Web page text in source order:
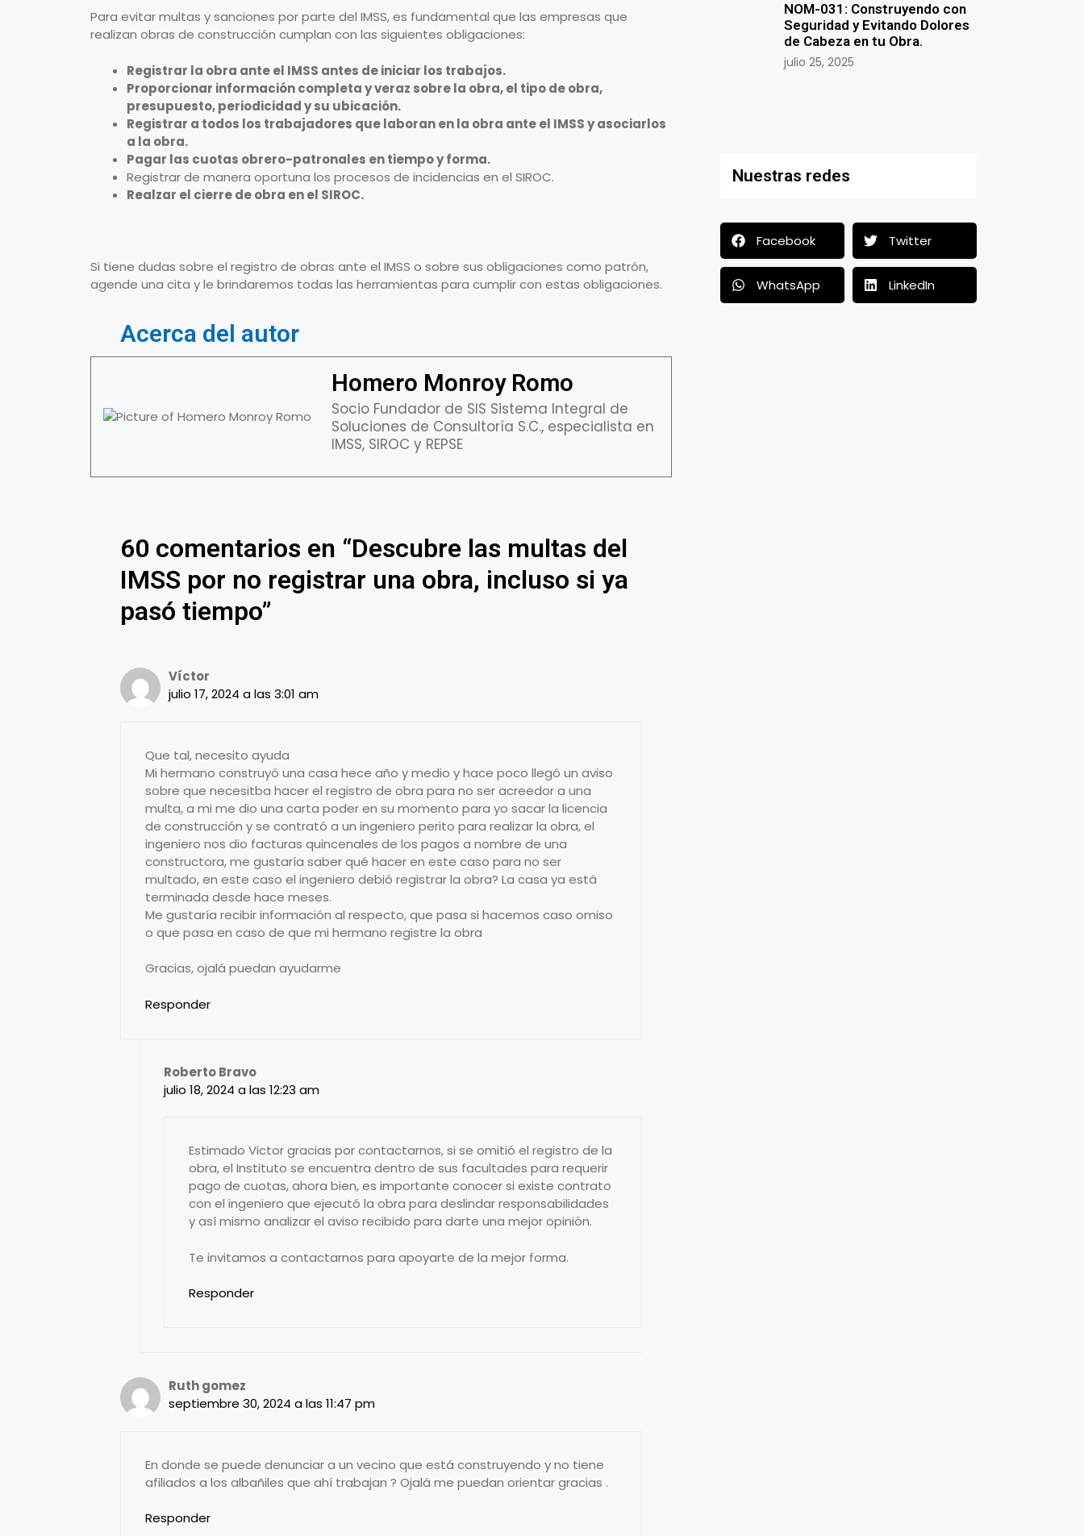
Para evitar multas y sanciones por parte del IMSS, es fundamental que las empresas que
realizan obras de construcción cumplan con las siguientes obligaciones:
Registrar la obra ante el IMSS antes de iniciar los trabajos.
Proporcionar información completa y veraz sobre la obra, el tipo de obra,
presupuesto, periodicidad y su ubicación.
Registrar a todos los trabajadores que laboran en la obra ante el IMSS y asociarlos
a la obra.
Pagar las cuotas obrero-patronales en tiempo y forma.
Registrar de manera oportuna los procesos de incidencias en el SIROC.
Realzar el cierre de obra en el SIROC.
Si tiene dudas sobre el registro de obras ante el IMSS o sobre sus obligaciones como patrón,
agende una cita y le brindaremos todas las herramientas para cumplir con estas obligaciones.
Acerca del autor
Homero Monroy Romo
Socio Fundador de SIS Sistema Integral de
Soluciones de Consultoría S.C., especialista en
IMSS, SIROC y REPSE
60 comentarios en “Descubre las multas del
IMSS por no registrar una obra, incluso si ya
pasó tiempo”
Víctor
julio 17, 2024 a las 3:01 am
Que tal, necesito ayuda
Mi hermano construyó una casa hece año y medio y hace poco llegó un aviso
sobre que necesitba hacer el registro de obra para no ser acreedor a una
multa, a mi me dio una carta poder en su momento para yo sacar la licencia
de construcción y se contrató a un ingeniero perito para realizar la obra, el
ingeniero nos dio facturas quincenales de los pagos a nombre de una
constructora, me gustaría saber qué hacer en este caso para no ser
multado, en este caso el ingeniero debió registrar la obra? La casa ya está
terminada desde hace meses.
Me gustaría recibir información al respecto, que pasa si hacemos caso omiso
o que pasa en caso de que mi hermano registre la obra
Gracias, ojalá puedan ayudarme
Responder
Roberto Bravo
julio 18, 2024 a las 12:23 am
Estimado Victor gracias por contactarnos, si se omitió el registro de la
obra, el Instituto se encuentra dentro de sus facultades para requerir
pago de cuotas, ahora bien, es importante conocer si existe contrato
con el ingeniero que ejecutó la obra para deslindar responsabilidades
y así mismo analizar el aviso recibido para darte una mejor opinión.
Te invitamos a contactarnos para apoyarte de la mejor forma.
Responder
Ruth gomez
septiembre 30, 2024 a las 11:47 pm
En donde se puede denunciar a un vecino que está construyendo y no tiene
afiliados a los albañiles que ahí trabajan ? Ojalá me puedan orientar gracias .
Responder
NOM-031: Construyendo con
Seguridad y Evitando Dolores
de Cabeza en tu Obra.
julio 25, 2025
Nuestras redes
Facebook Twitter
WhatsApp LinkedIn